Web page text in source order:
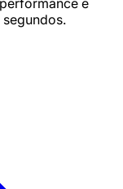
e
segundos.